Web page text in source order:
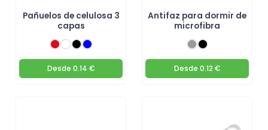
Pañuelos de celulosa 3
capas
Desde 0.14 €
Antifaz para dormir de
microfibra
Desde 0.12 €